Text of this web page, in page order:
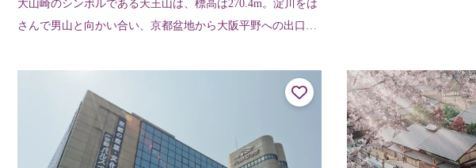
大山崎のシンボルである天王山は、標高は270.4m。淀川をは
さんで男山と向かい合い、京都盆地から大阪平野への出口の
ポイントで、山崎合戦に勝利...